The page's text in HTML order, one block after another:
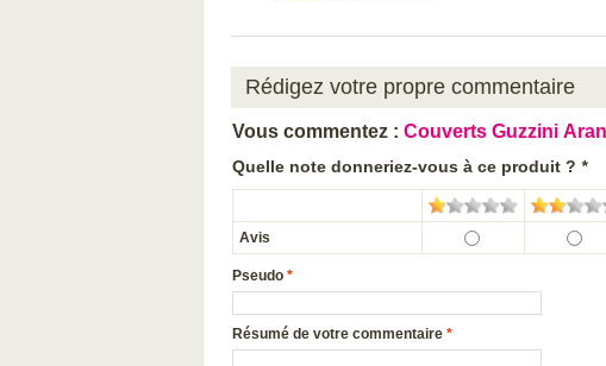
Rédigez votre propre commentaire
Vous commentez : Couverts Guzzini
Quelle note donneriez-vous à ce produit ? *
Avis
*
Pseudo
*
Résumé de votre commentaire